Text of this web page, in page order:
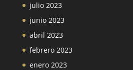
julio 2023
junio 2023
abril 2023
febrero 2023
enero 2023